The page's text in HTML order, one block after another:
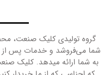
گروه تولیدی کلیک صنعت،
شما می‌فروشد و خدمات پس از
به شما ارائه میدهد. کلیک